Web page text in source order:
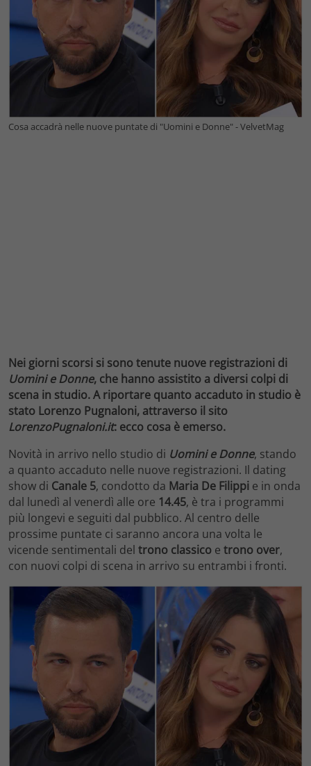
Cosa accadrà nelle nuove puntate di "Uomini e Donne" - VelvetMag
Nei giorni scorsi si sono tenute nuove registrazioni di
Uomini e Donne, che hanno assistito a diversi colpi di
scena in studio. A riportare quanto accaduto in studio è
stato Lorenzo Pugnaloni, attraverso il sito
LorenzoPugnaloni.it: ecco cosa è emerso.
Novità in arrivo nello studio di Uomini e Donne, stando
a quanto accaduto nelle nuove registrazioni. Il dating
show di Canale 5, condotto da Maria De Filippi e in onda
dal lunedì al venerdì alle ore 14.45, è tra i programmi
più longevi e seguiti dal pubblico. Al centro delle
prossime puntate ci saranno ancora una volta le
vicende sentimentali del trono classico e trono over,
con nuovi colpi di scena in arrivo su entrambi i fronti.